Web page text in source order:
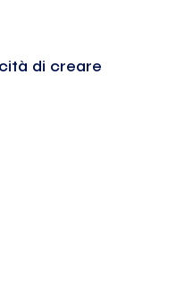
di creare